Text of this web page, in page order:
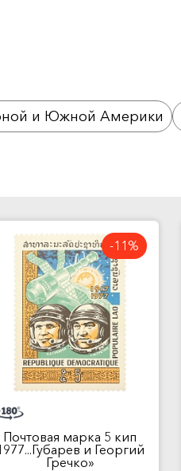
и Южной Америки
-11%
Почтовая марка 5 кип
и Георгий
Гречко»